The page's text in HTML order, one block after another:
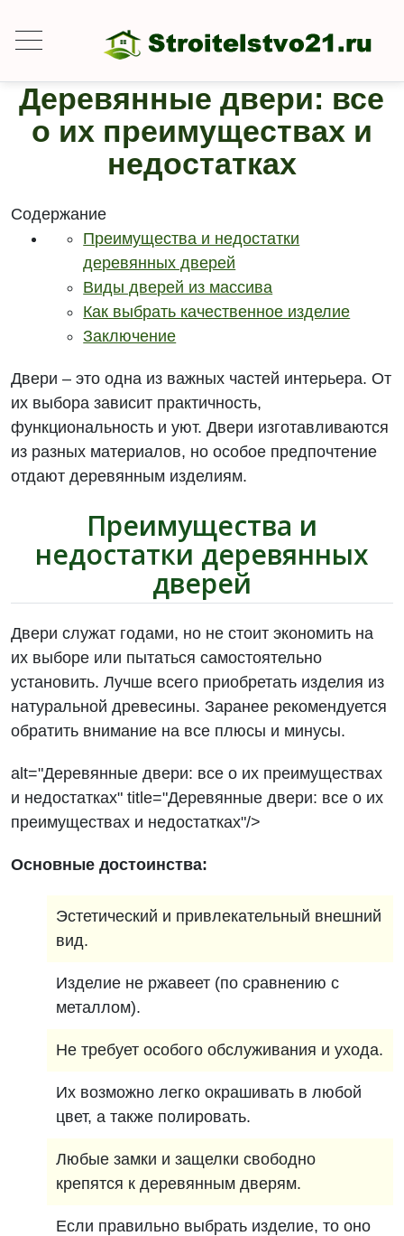
Деревянные двери: все
о их преимуществах и
недостатках
Содержание
Преимущества и недостатки
деревянных дверей
Виды дверей из массива
Как выбрать качественное изделие
Заключение
Двери – это одна из важных частей интерьера. От
их выбора зависит практичность,
функциональность и уют. Двери изготавливаются
из разных материалов, но особое предпочтение
отдают деревянным изделиям.
Преимущества и
недостатки деревянных
дверей
Двери служат годами, но не стоит экономить на
их выборе или пытаться самостоятельно
установить. Лучше всего приобретать изделия из
натуральной древесины. Заранее рекомендуется
обратить внимание на все плюсы и минусы.
alt="Деревянные двери: все о их преимуществах
и недостатках" title="Деревянные двери: все о их
преимуществах и недостатках"/>
Основные достоинства:
Эстетический и привлекательный внешний
вид.
Изделие не ржавеет (по сравнению с
металлом).
Не требует особого обслуживания и ухода.
Их возможно легко окрашивать в любой
цвет, а также полировать.
Любые замки и защелки свободно
крепятся к деревянным дверям.
Если правильно выбрать изделие, то оно